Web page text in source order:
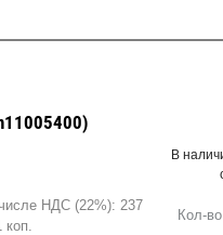
НДС (22%): 237
В
Кол-во